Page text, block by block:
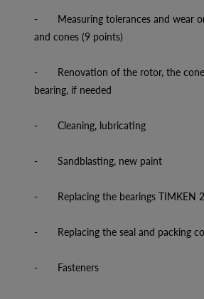
- Measuring tolerances and wear
and cones (9 points)
- Renovation of the rotor, the
bearing, if needed
- Cleaning, lubricating
- Sandblasting, new paint
- Replacing the bearings TIMKEN
- Replacing the seal and packing
- Fasteners